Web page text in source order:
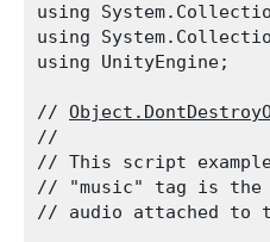
using
using
using UnityEngine;
//
//
// This script
// "music" tag is the
// audio attached to